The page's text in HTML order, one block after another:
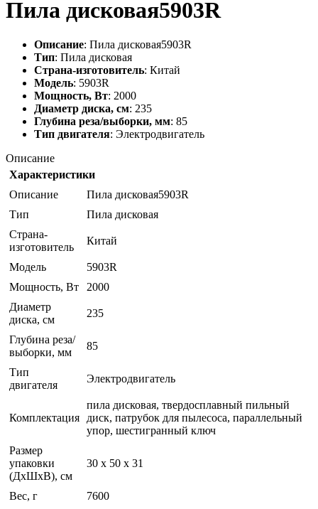
Пила дисковая5903R
Описание: Пила дисковая5903R
Тип: Пила дисковая
Страна-изготовитель: Китай
Модель: 5903R
Мощность, Вт: 2000
Диаметр диска, см: 235
Глубина реза/выборки, мм: 85
Тип двигателя: Электродвигатель
Описание
Характеристики
Описание
Пила дисковая5903R
Тип
Пила дисковая
Страна-
изготовитель
Китай
Модель
5903R
Мощность, Вт
2000
Диаметр
диска, см
235
Глубина реза/
выборки, мм
85
Тип
двигателя
Электродвигатель
Комплектация
пила дисковая, твердосплавный пильный
диск, патрубок для пылесоса, параллельный
упор, шестигранный ключ
Размер
упаковки
(ДхШхВ), см
30 x 50 x 31
Вес, г
7600